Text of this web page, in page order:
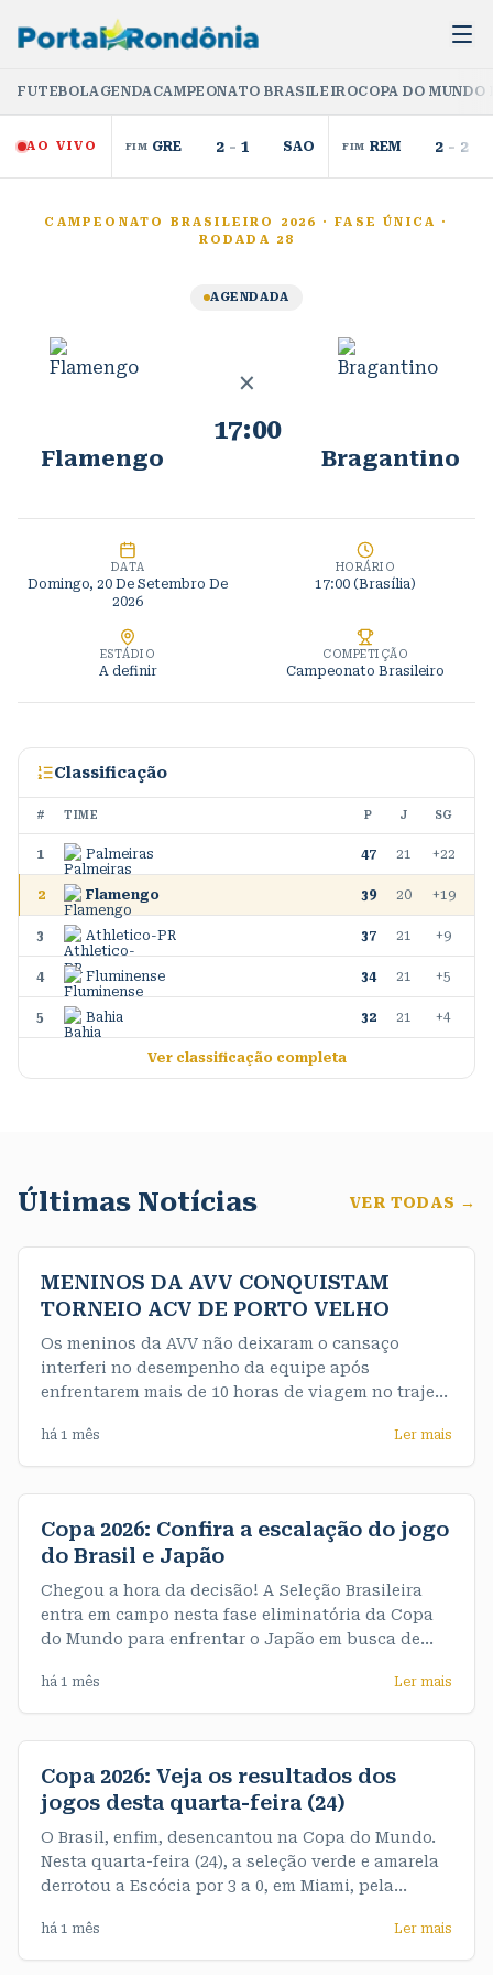
FUTEBOLAGENDACAMPEONATO BRASILEIROCOPA DO
AO VIVO FIM GRE 2 - 1 SAO FIM REM 2 - 2
CAMPEONATO BRASILEIRO 2026 ·FASE ÚNICA
·
RODADA 28
AGENDADA
Flamengo
×
17:00
Bragantino
DATA
Domingo, 20 De Setembro De
2026
HORÁRIO
17:00 (Brasília)
ESTÁDIO
A definir
COMPETIÇÃO
Campeonato Brasileiro
Classificação
# TIME P J SG
1 Palmeiras 47 21 +22
2 Flamengo 39 20 +19
3 Athletico-PR 37 21 +9
4 Fluminense 34 21 +5
5 Bahia 32 21 +4
Ver classificação completa
Últimas Notícias VER TODAS →
MENINOS DA AVV CONQUISTAM
TORNEIO ACV DE PORTO VELHO
Os meninos da AVV não deixaram o cansaço
interferi no desempenho da equipe após
enfrentarem mais de 10 horas de viagem no trajeto
conquistaram o título da competição de forma
invicta. Nossos meninos do sub 16 fizeram uma
há 1 mês Ler mais
Copa 2026: Confira a escalação do jogo
do Brasil e Japão
Chegou a hora da decisão! A Seleção Brasileira
entra em campo nesta fase eliminatória da Copa
do Mundo para enfrentar o Japão em busca de
às 13h (horário de Rondônia). A partir de agora,
não há espaço para erros: quem vencer avança, e
há 1 mês Ler mais
Copa 2026: Veja os resultados dos
jogos desta quarta-feira (24)
O Brasil, enfim, desencantou na Copa do Mundo.
Nesta quarta-feira (24), a seleção verde e amarela
derrotou a Escócia por 3 a 0, em Miami, pela
garantiu o primeiro objetivo do Mundial, que era
terminar o grupo na liderança, com sete pontos. >>
há 1 mês Ler mais